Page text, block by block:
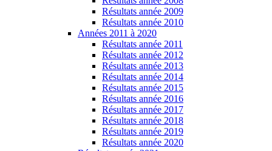
Résultats année 2009
Résultats année 2010
Années 2011 à 2020
Résultats année 2011
Résultats année 2012
Résultats année 2013
Résultats année 2014
Résultats année 2015
Résultats année 2016
Résultats année 2017
Résultats année 2018
Résultats année 2019
Résultats année 2020